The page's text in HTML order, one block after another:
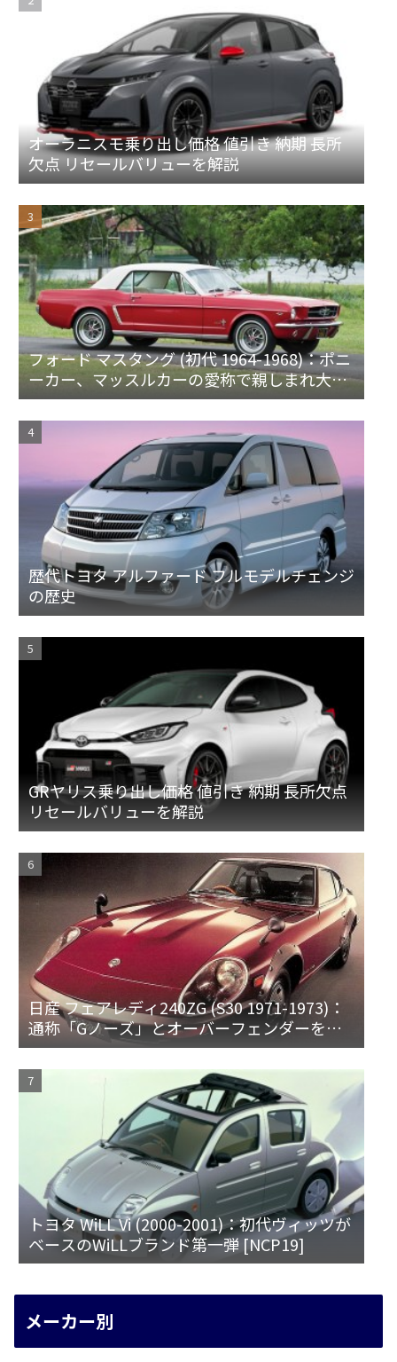
オーラニスモ乗り出し価格 値引き 納期 長所
欠点 リセールバリューを解説
フォード マスタング (初代 1964-1968)：ポニ
ーカー、マッスルカーの愛称で親しまれ大ヒ
ット
歴代トヨタ アルファード フルモデルチェンジ
の歴史
GRヤリス乗り出し価格 値引き 納期 長所欠点
リセールバリューを解説
日産 フェアレディ240ZG (S30 1971-1973)：
通称「Gノーズ」とオーバーフェンダーを装
備した特別なZ
トヨタ WiLL Vi (2000-2001)：初代ヴィッツが
ベースのWiLLブランド第一弾 [NCP19]
メーカー別